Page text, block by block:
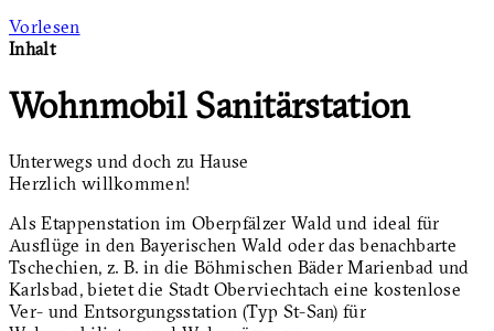
Vorlesen
Inhalt
Wohnmobil Sanitärstation
Unterwegs und doch zu Hause
Herzlich willkommen!
Als Etappenstation im Oberpfälzer Wald und ideal für
Ausflüge in den Bayerischen Wald oder das benachbarte
Tschechien, z. B. in die Böhmischen Bäder Marienbad und
Karlsbad, bietet die Stadt Oberviechtach eine kostenlose
Ver- und Entsorgungsstation (Typ St-San) für